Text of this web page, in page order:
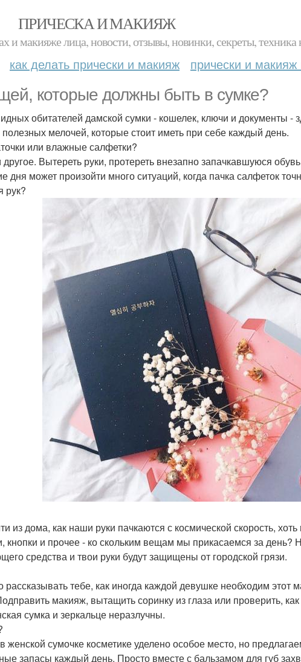
ПРИЧЕСКА И МАКИЯЖ
и макияже лица, новости, отзывы, новинки, секреты, техника
как делать прически и макияж прически и
которые должны быть в сумке?
обитателей дамской сумки - кошелек, ключи и документы -
полезных мелочей, которые стоит иметь при себе каждый день.
или влажные салфетки?
Вытереть руки, протереть внезапно запачкавшуюся
дня может произойти много ситуаций, когда пачка салфеток
рук?
из дома, как наши руки пачкаются с космической скорость,
кнопки и прочее - ко скольким вещам мы прикасаемся за день?
средства и твои руки будут защищены от городской грязи.
рассказывать тебе, как иногда каждой девушке необходим
макияж, вытащить соринку из глаза или проверить,
сумка и зеркальце неразлучны.
женской сумочке косметике уделено особое место, но
запасы каждый день. Просто вместе с бальзамом для губ